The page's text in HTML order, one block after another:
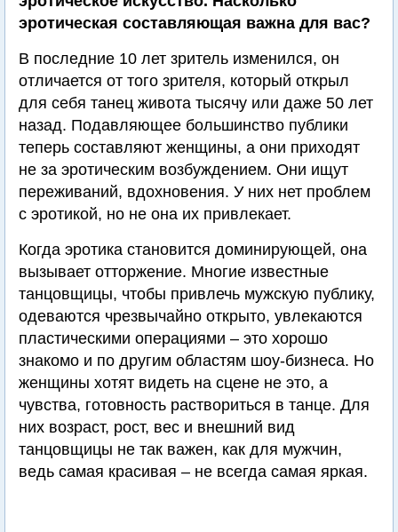
эротическая составляющая важна для вас?
В последние 10 лет зритель изменился, он
отличается от того зрителя, который открыл
для себя танец живота тысячу или даже 50 лет
назад. Подавляющее большинство публики
теперь составляют женщины, а они приходят
не за эротическим возбуждением. Они ищут
переживаний, вдохновения. У них нет проблем
с эротикой, но не она их привлекает.
Когда эротика становится доминирующей, она
вызывает отторжение. Многие известные
танцовщицы, чтобы привлечь мужскую публику,
одеваются чрезвычайно открыто, увлекаются
пластическими операциями – это хорошо
знакомо и по другим областям шоу-бизнеса. Но
женщины хотят видеть на сцене не это, а
чувства, готовность раствориться в танце. Для
них возраст, рост, вес и внешний вид
танцовщицы не так важен, как для мужчин,
ведь самая красивая – не всегда самая яркая.